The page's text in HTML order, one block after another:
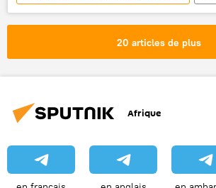
PIB
croissance économique
20 articles de plus
Afrique